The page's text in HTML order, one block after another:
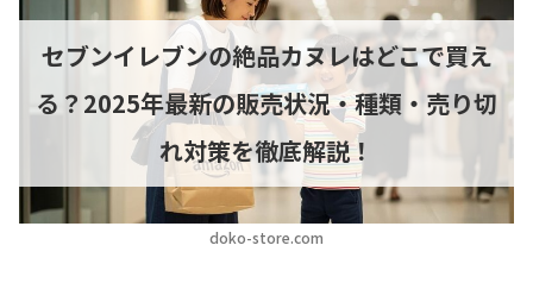
doko-store.com
セブンイレブンの絶品カヌレはどこで買え
る？2025年最新の販売状況・種類・売り切
れ対策を徹底解説！